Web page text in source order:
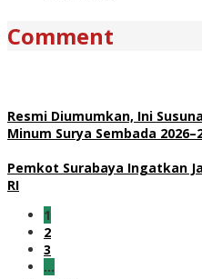
Comment
Resmi Diumumkan, Ini
Minum Surya Sembada
Pemkot Surabaya Ingatkan
RI
1
2
3
…